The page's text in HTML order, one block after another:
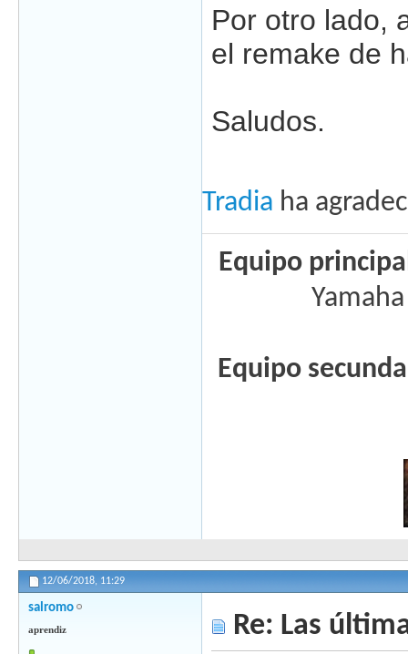
Por otro lado,
el remake de
Saludos.
Tradia ha
Equipo
Equipo
12/06/2018, 11:29
salromo
aprendiz Re: Las